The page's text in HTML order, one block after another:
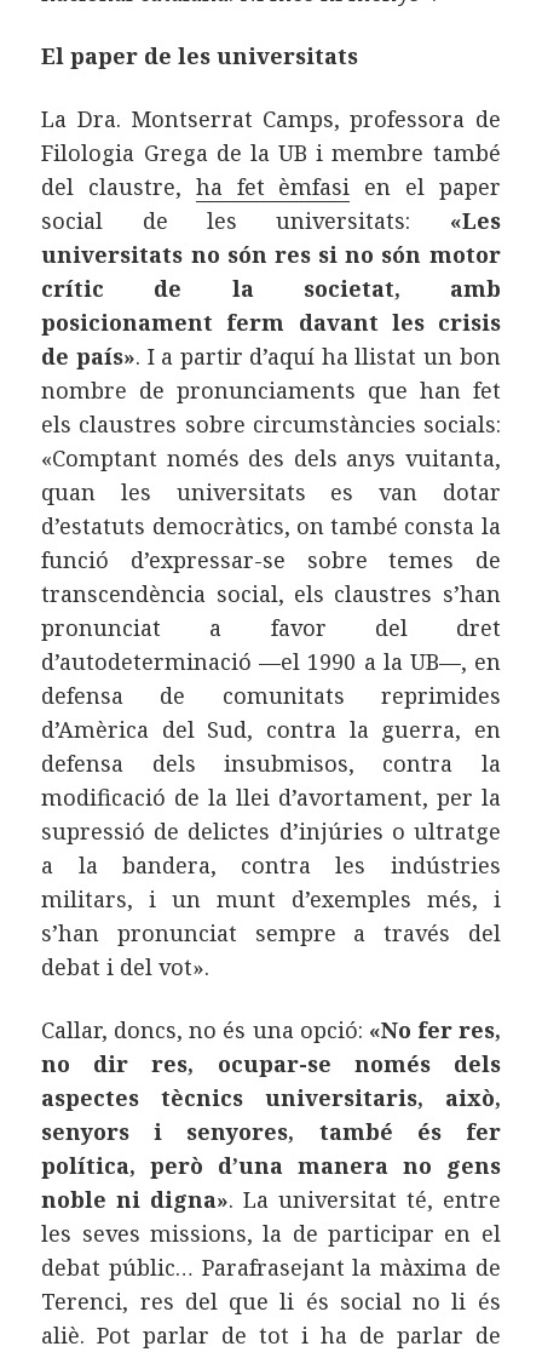
El paper de les universitats
La Dra. Montserrat Camps, professora de
Filologia Grega de la UB i membre també
del claustre, ha fet èmfasi en el paper
social de les universitats: «Les
universitats no són res si no són motor
crític de la societat, amb
posicionament ferm davant les crisis
de país». I a partir d’aquí ha llistat un bon
nombre de pronunciaments que han fet
els claustres sobre circumstàncies socials:
«Comptant només des dels anys vuitanta,
quan les universitats es van dotar
d’estatuts democràtics, on també consta la
funció d’expressar-se sobre temes de
transcendència social, els claustres s’han
pronunciat a favor del dret
d’autodeterminació —el 1990 a la UB—, en
defensa de comunitats reprimides
d’Amèrica del Sud, contra la guerra, en
defensa dels insubmisos, contra la
modificació de la llei d’avortament, per la
supressió de delictes d’injúries o ultratge
a la bandera, contra les indústries
militars, i un munt d’exemples més, i
s’han pronunciat sempre a través del
debat i del vot».
Callar, doncs, no és una opció: «No fer res,
no dir res, ocupar-se només dels
aspectes tècnics universitaris, això,
senyors i senyores, també és fer
política, però d’una manera no gens
noble ni digna». La universitat té, entre
les seves missions, la de participar en el
debat públic… Parafrasejant la màxima de
Terenci, res del que li és social no li és
aliè. Pot parlar de tot i ha de parlar de